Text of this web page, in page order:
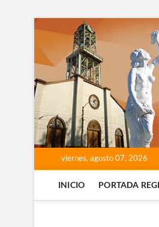
contenido
viernes, agosto 07, 2026
INICIO PORTADA